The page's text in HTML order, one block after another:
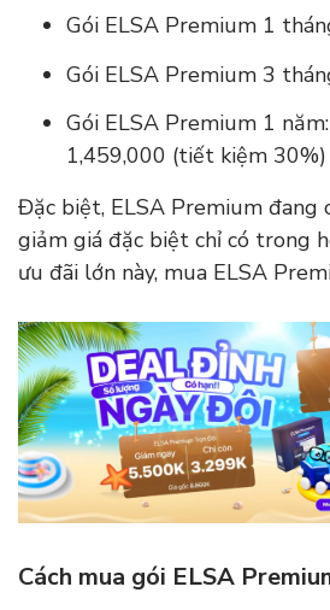
Gói ELSA Premium 1
Gói ELSA Premium 3
Gói ELSA Premium 1
1,459,000 (tiết kiệm 30%)
Đặc biệt, ELSA Premium đang
giảm giá đặc biệt chỉ có trong
ưu đãi lớn này, mua ELSA
Cách mua gói ELSA